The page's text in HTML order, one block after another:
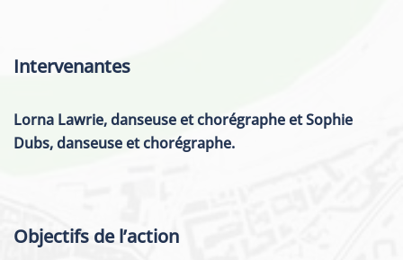
Intervenantes
Lorna Lawrie, danseuse et chorégraphe et Sophie
Dubs, danseuse et chorégraphe.
Objectifs de l’action